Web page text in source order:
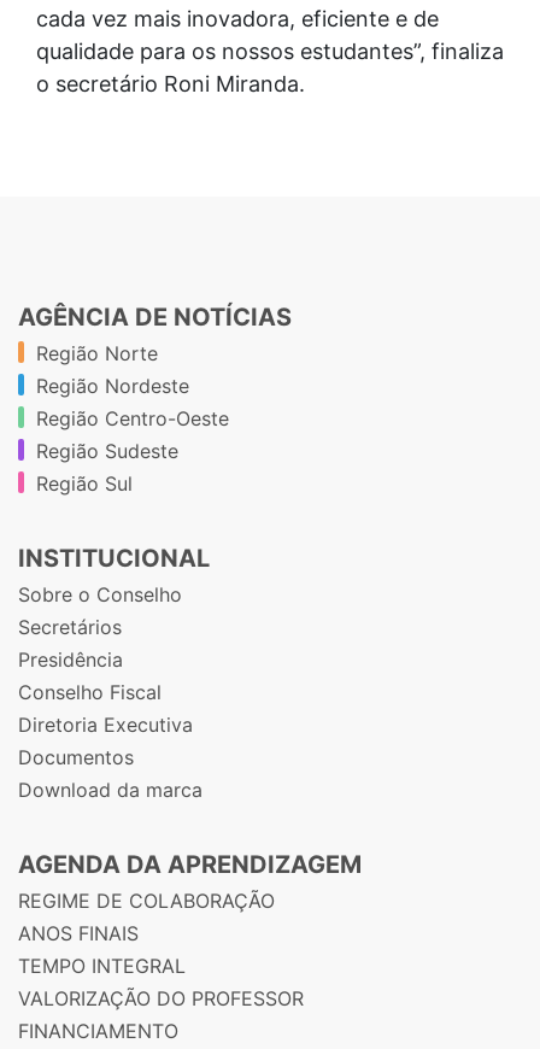
cada vez mais inovadora, eficiente e de
qualidade para os nossos estudantes”, finaliza
o secretário Roni Miranda.
AGÊNCIA DE NOTÍCIAS
Região Norte
Região Nordeste
Região Centro-Oeste
Região Sudeste
Região Sul
INSTITUCIONAL
Sobre o Conselho
Secretários
Presidência
Conselho Fiscal
Diretoria Executiva
Documentos
Download da marca
AGENDA DA APRENDIZAGEM
REGIME DE COLABORAÇÃO
ANOS FINAIS
TEMPO INTEGRAL
VALORIZAÇÃO DO PROFESSOR
FINANCIAMENTO